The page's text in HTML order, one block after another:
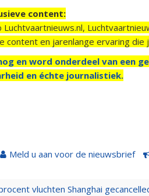
content:
content en jarenlange ervaring
en word onderdeel van een
en échte journalistiek.
Meld u aan voor de nieuwsbrief
vluchten Shanghai